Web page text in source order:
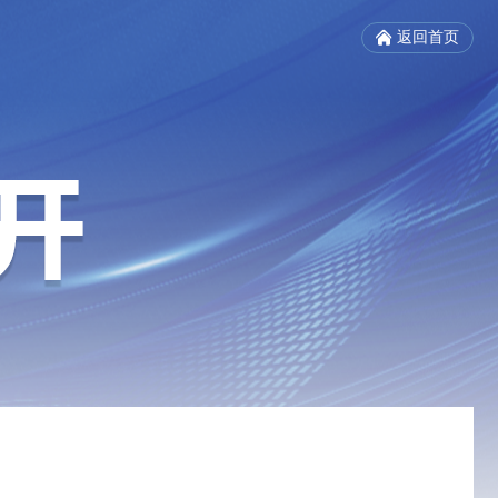
 返回首页